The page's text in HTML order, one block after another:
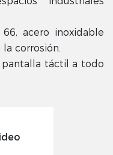
acero inoxidable
corrosión.
pantalla táctil a todo